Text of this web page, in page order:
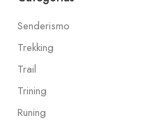
Senderismo
Trekking
Trail
Trining
Runing